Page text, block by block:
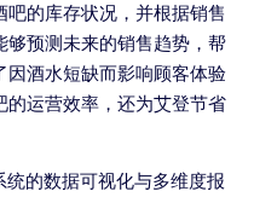
的库存状况，并根据销售
预测未来的销售趋势，帮
酒水短缺而影响顾客体验
的运营效率，还为艾登节省
的数据可视化与多维度报